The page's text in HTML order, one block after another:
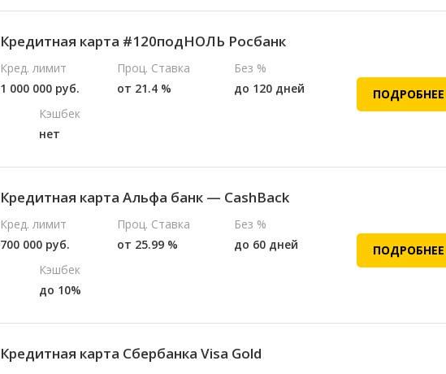
Кредитная карта #120подНОЛЬ Росбанк
Кред. лимит
1 000 000 руб.
Проц. Ставка
от 21.4 %
Без %
до 120 дней
Кэшбек
нет
ПОДРОБНЕЕ
Кредитная карта Альфа банк — CashBack
Кред. лимит
700 000 руб.
Проц. Ставка
от 25.99 %
Без %
до 60 дней
Кэшбек
до 10%
ПОДРОБНЕЕ
Кредитная карта Сбербанка Visa Gold